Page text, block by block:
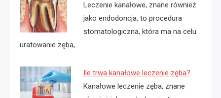
Leczenie kanałowe, znane również
jako endodoncja, to procedura
stomatologiczna, która ma na celu
uratowanie zęba,…
Ile trwa kanałowe leczenie zęba?
Kanałowe leczenie zęba, znane